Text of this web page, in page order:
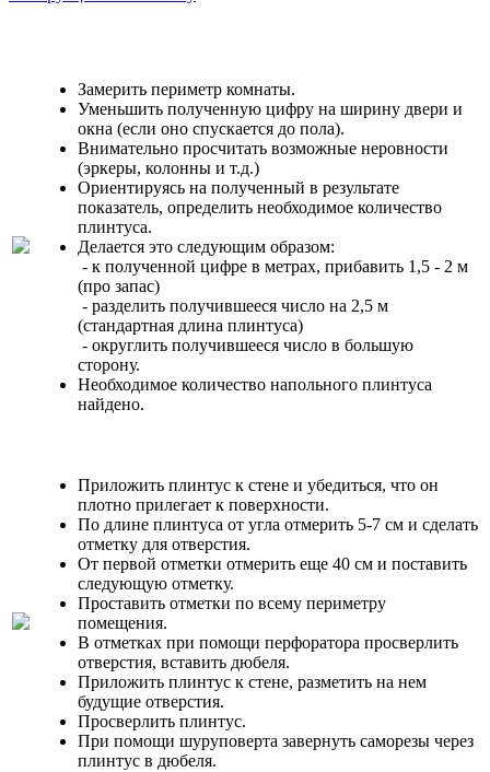
Замерить периметр комнаты.
Уменьшить полученную цифру на ширину двери и
окна (если оно спускается до пола).
Внимательно просчитать возможные неровности
(эркеры, колонны и т.д.)
Ориентируясь на полученный в результате
показатель, определить необходимое количество
плинтуса.
Делается это следующим образом:
- к полученной цифре в метрах, прибавить 1,5 - 2 м
(про запас)
- разделить получившееся число на 2,5 м
(стандартная длина плинтуса)
- округлить получившееся число в большую
сторону.
Необходимое количество напольного плинтуса
найдено.
Приложить плинтус к стене и убедиться, что он
плотно прилегает к поверхности.
По длине плинтуса от угла отмерить 5-7 см и сделать
отметку для отверстия.
От первой отметки отмерить еще 40 см и поставить
следующую отметку.
Проставить отметки по всему периметру
помещения.
В отметках при помощи перфоратора просверлить
отверстия, вставить дюбеля.
Приложить плинтус к стене, разметить на нем
будущие отверстия.
Просверлить плинтус.
При помощи шуруповерта завернуть саморезы через
плинтус в дюбеля.